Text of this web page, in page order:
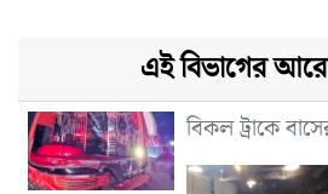
এই বিভাগের
বিকল ট্রাকে